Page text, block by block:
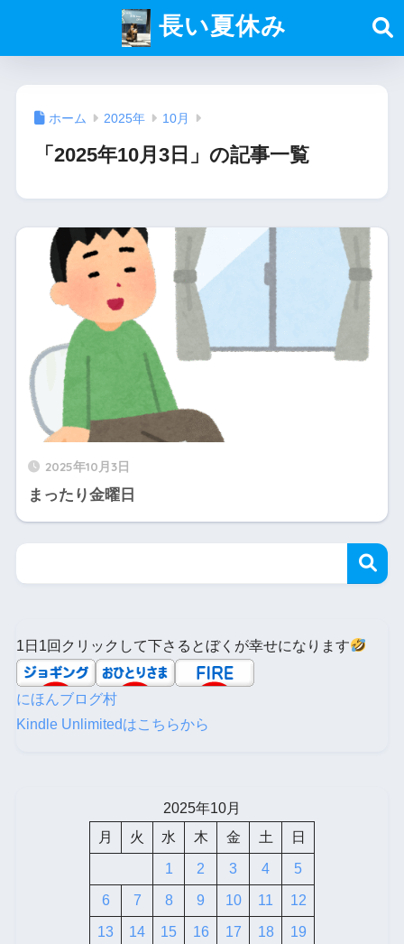
長い夏休み
ホーム 2025年 10月
「2025年10月3日」の記事一覧
2025年10月3日
まったり金曜日
1日1回クリックして下さるとぼくが幸せになります
にほんブログ村
Kindle Unlimitedはこちらから
2025年10月
月
火 水 木 金 土 日
1 2 3 4 5
6 7 8 9 10 11 12
13 14 15 16 17 18 19